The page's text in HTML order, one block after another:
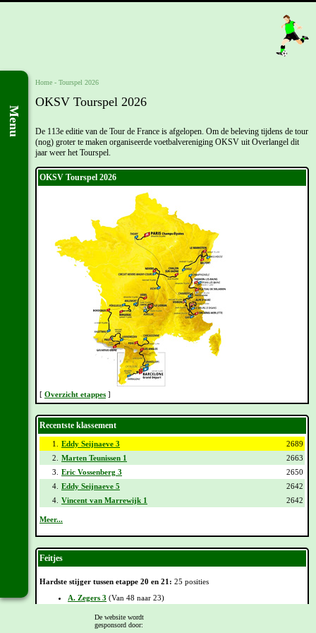
Menu
Home - Tourspel 2026
OKSV Tourspel 2026
De 113e editie van de Tour de France is afgelopen. Om de beleving tijdens de tour
(nog) groter te maken organiseerde voetbalvereniging OKSV uit Overlangel dit
jaar weer het Tourspel.
OKSV Tourspel 2026
[ Overzicht etappes ]
Recentste klassement
1. Eddy Seijnaeve 3
2689
2.
Marten Teunissen 1
2663
3.
Eric Vossenberg 3
2650
4. Eddy Seijnaeve 5
2642
4. Vincent van Marrewijk 1 2642
Meer...
Feitjes
Hardste stijger tussen etappe 20 en 21: 25 posities
A. Zegers 3 (Van 48 naar 23)
Hardste zakker tussen etappe 20 en 21:
Leon Tap 1(Van 51 naar 86)
De website wordt
gesponsord door: